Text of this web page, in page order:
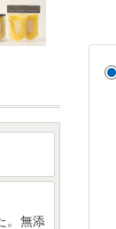
。無添